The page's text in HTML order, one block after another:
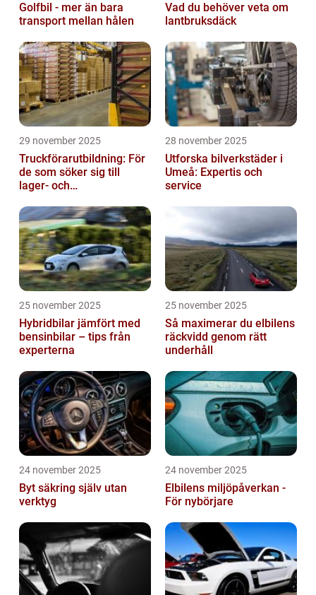
Golfbil - mer än bara
transport mellan hålen
Vad du behöver veta om
lantbruksdäck
29 november 2025
Truckförarutbildning: För
de som söker sig till
lager- och
28 november 2025
Utforska bilverkstäder i
Umeå: Expertis och
service
25 november 2025
Hybridbilar jämfört med
bensinbilar – tips från
experterna
25 november 2025
Så maximerar du elbilens
räckvidd genom rätt
underhåll
24 november 2025
Byt säkring själv utan
verktyg
24 november 2025
Elbilens miljöpåverkan -
För nybörjare